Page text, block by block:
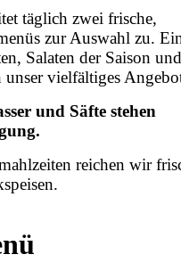
täglich zwei frische,
zur Auswahl zu.
Salaten der Saison
unser vielfältiges
und Säfte stehen
reichen wir